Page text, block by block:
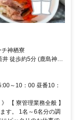
神栖寮
徒歩約5分 (鹿島神宮
～10：00 昼番10：
【 寮管理業務全般 】
す。 1名～6名分の調